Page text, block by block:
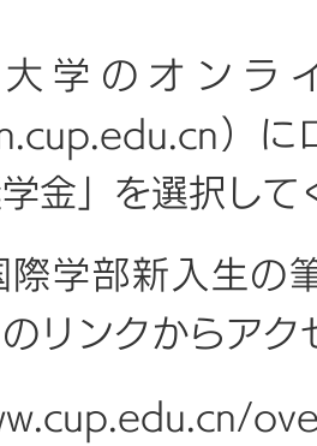
学のオンラ
）に
金」を選択して
際学部新入生の
リンクからア